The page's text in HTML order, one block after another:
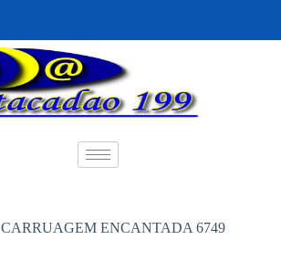
CARRUAGEM ENCANTADA 6749